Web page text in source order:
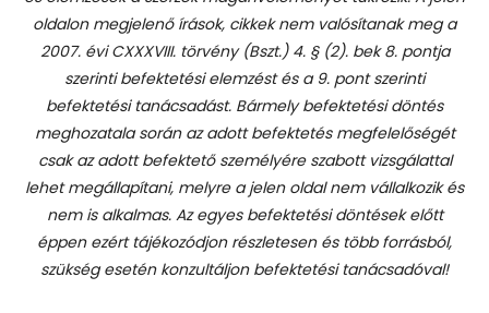
oldalon megjelenő írások, cikkek nem valósítanak meg a
2007. évi CXXXVIII. törvény (Bszt.) 4. § (2). bek 8. pontja
szerinti befektetési elemzést és a 9. pont szerinti
befektetési tanácsadást. Bármely befektetési döntés
meghozatala során az adott befektetés megfelelőségét
csak az adott befektető személyére szabott vizsgálattal
lehet megállapítani, melyre a jelen oldal nem vállalkozik és
nem is alkalmas. Az egyes befektetési döntések előtt
éppen ezért tájékozódjon részletesen és több forrásból,
szükség esetén konzultáljon befektetési tanácsadóval!